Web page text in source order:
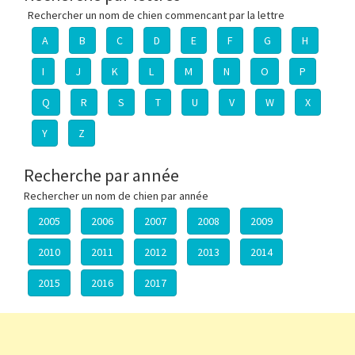
Rechercher un nom de chien commencant par la lettre
A
B C D E F G H
I J K L M N O P
Q R S T U V W X
Y Z
Recherche par année
Rechercher un nom de chien par année
2005
2006 2007 2008 2009
2010 2011 2012 2013 2014
2015 2016 2017